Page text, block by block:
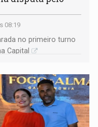
08:19
no primeiro turno
Capital